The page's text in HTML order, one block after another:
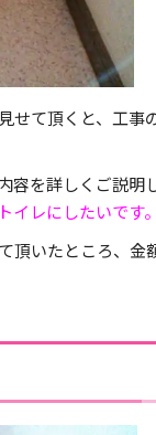
せて頂くと、工
を詳しくご説明
レにしたいです。
いたところ、金